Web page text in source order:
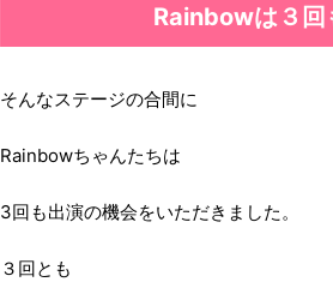
Rainbowは３回
そんなステージの合間に
Rainbowちゃんたちは
3回も出演の機会をいただきました。
３回とも